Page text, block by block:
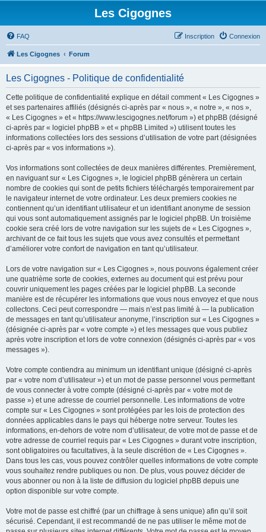
Les Cigognes
FAQ Connexion
Inscription
Les Cigognes Forum
Les Cigognes - Politique de confidentialité
Cette politique de confidentialité explique en détail comment « Les Cigognes »
et ses partenaires affiliés (désignés ci-après par « nous », « notre », « nos »,
« Les Cigognes » et « https://www.lescigognes.net/forum ») et phpBB (désigné
ci-après par « logiciel phpBB » et « phpBB Limited ») utilisent toutes les
informations collectées lors des sessions d’utilisation de votre part (désignées
ci-après par « vos informations »).
Vos informations sont collectées de deux manières différentes. Premièrement,
en naviguant sur « Les Cigognes », le logiciel phpBB génèrera un certain
nombre de cookies qui sont de petits fichiers téléchargés temporairement par
le navigateur internet de votre ordinateur. Les deux premiers cookies ne
contiennent qu’un identifiant utilisateur et un identifiant anonyme de session
qui vous sont automatiquement assignés par le logiciel phpBB. Un troisième
cookie sera créé lors de votre navigation sur les sujets de « Les Cigognes »,
archivant de ce fait tous les sujets que vous avez consultés et permettant
d’améliorer votre confort de navigation en tant qu’utilisateur.
Lors de votre navigation sur « Les Cigognes », nous pouvons également créer
une quatrième sorte de cookies, externes au document qui est prévu pour
couvrir uniquement les pages créées par le logiciel phpBB. La seconde
manière est de récupérer les informations que vous nous envoyez et que nous
collectons. Ceci peut correspondre — mais n’est pas limité à — la publication
de messages en tant qu’utilisateur anonyme, l’inscription sur « Les Cigognes »
(désignée ci-après par « votre compte ») et les messages que vous publiez
après votre inscription et lors de votre connexion (désignés ci-après par « vos
messages »).
Votre compte contiendra au minimum un identifiant unique (désigné ci-après
par « votre nom d’utilisateur ») et un mot de passe personnel vous permettant
de vous connecter à votre compte (désigné ci-après par « votre mot de
passe ») et une adresse de courriel personnelle. Les informations de votre
compte sur « Les Cigognes » sont protégées par les lois de protection des
données applicables dans le pays qui héberge notre serveur. Toutes les
informations, en-dehors de votre nom d’utilisateur, de votre mot de passe et de
votre adresse de courriel requis par « Les Cigognes » durant votre inscription,
sont obligatoires ou facultatives, à la seule discrétion de « Les Cigognes ».
Dans tous les cas, vous pouvez contrôler quelles informations de votre compte
vous souhaitez rendre publiques ou non. De plus, vous pouvez décider de
vous abonner ou non à la liste de diffusion du logiciel phpBB depuis une
option disponible sur votre compte.
Votre mot de passe est chiffré (par un chiffrage à sens unique) afin qu’il soit
sécurisé. Cependant, il est recommandé de ne pas utiliser le même mot de